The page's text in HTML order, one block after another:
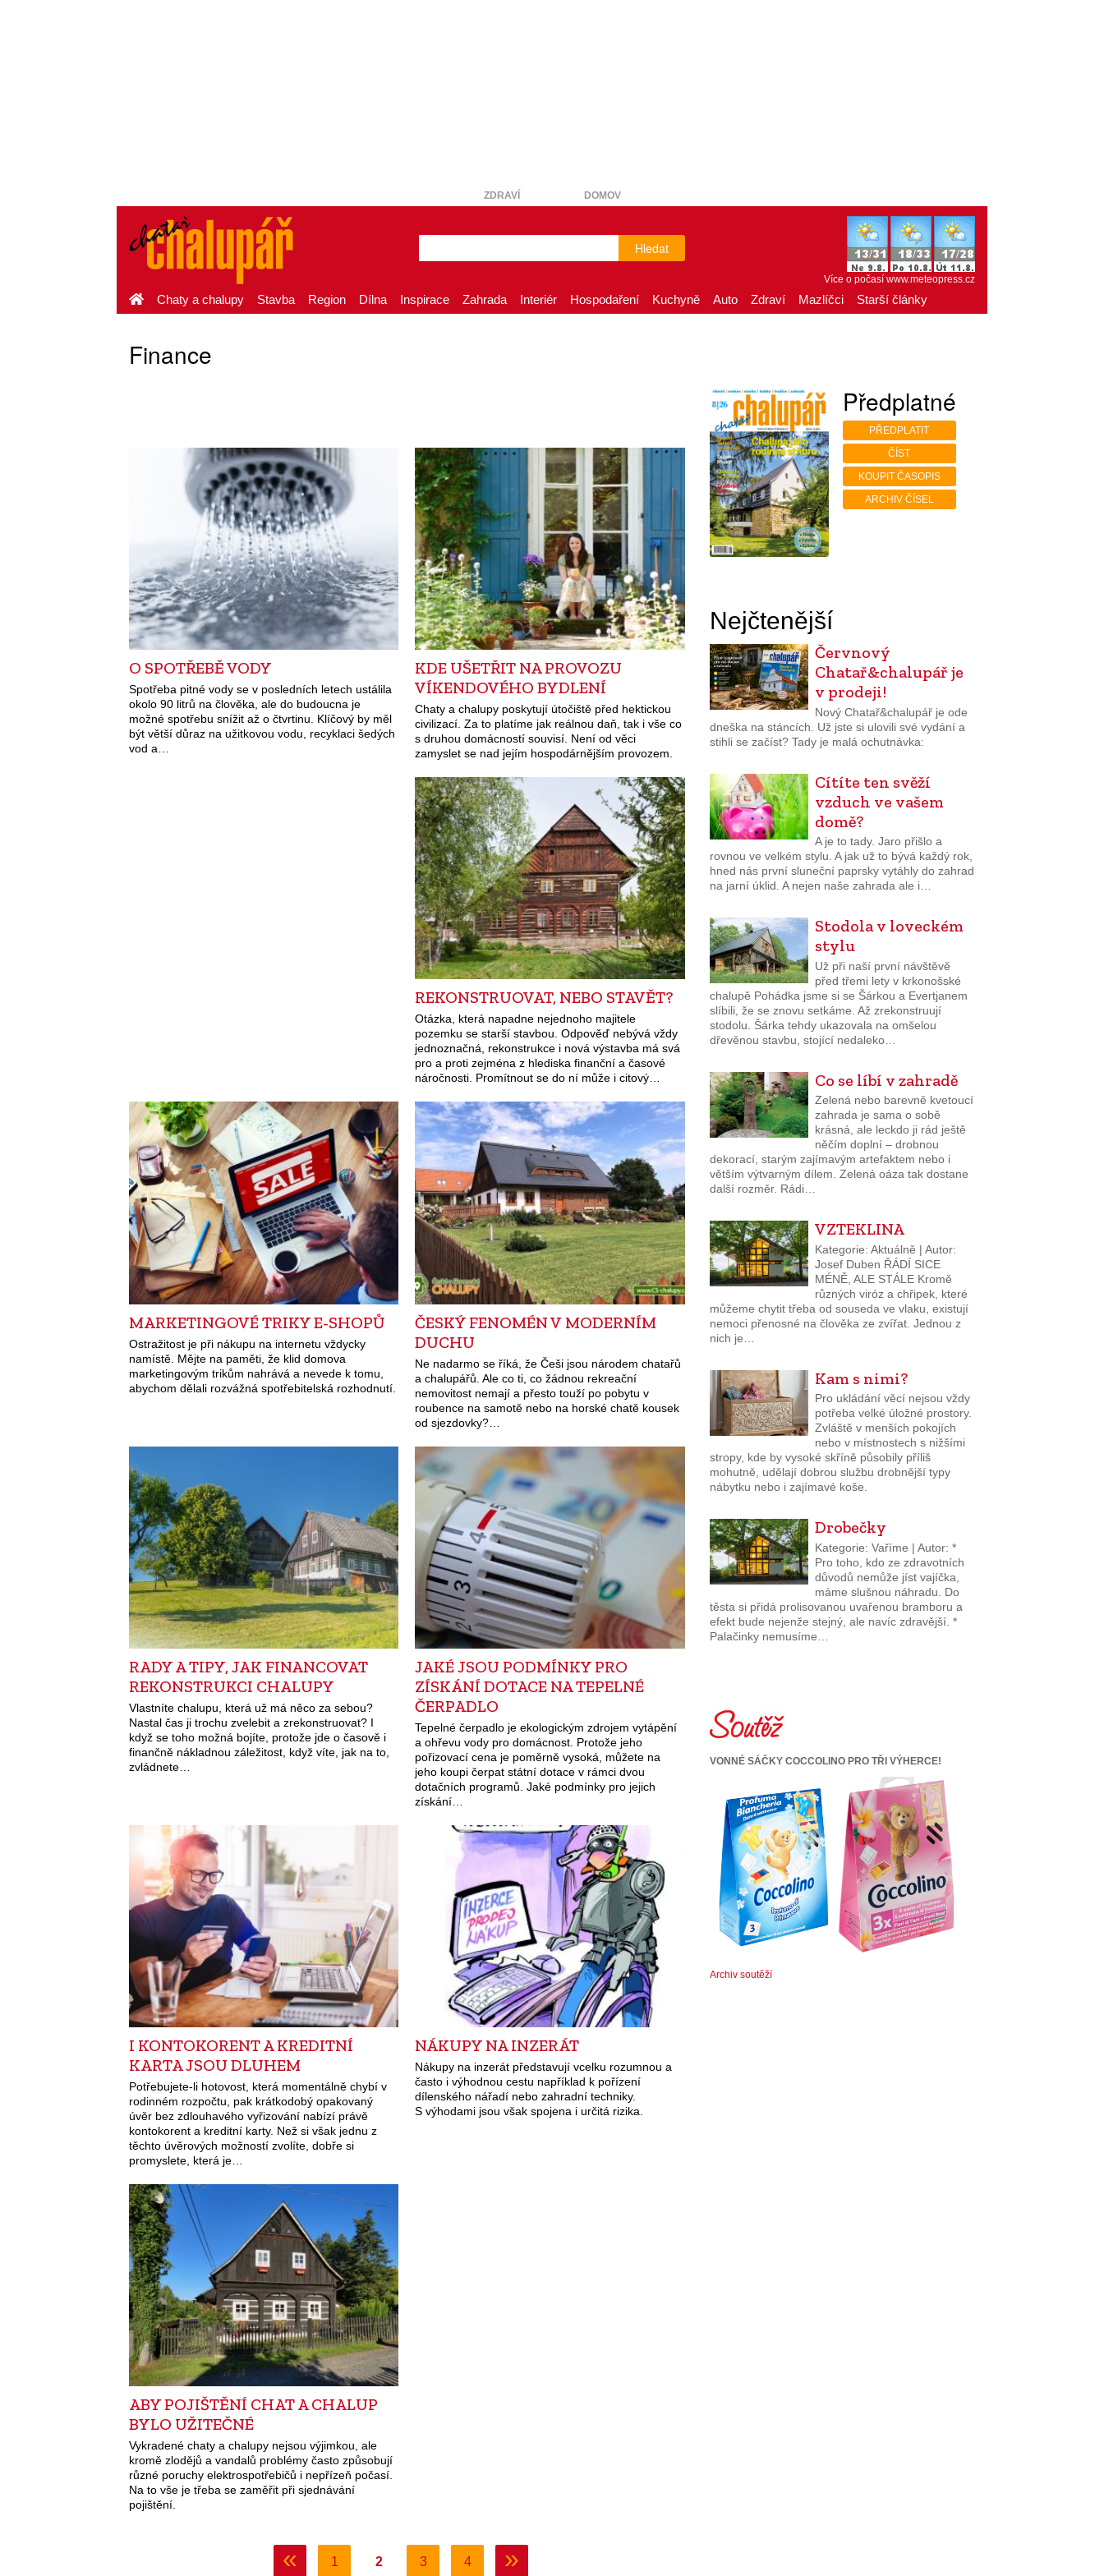
ZDRAVÍ DOMOV
Hledat
Více o počasí www.meteopress.cz
Chaty a chalupy Stavba Region Dílna Inspirace Zahrada Interiér Hospodaření Kuchyně Auto Zdraví Mazlíčci Starší články
Finance
O SPOTŘEBĚ VODY
Spotřeba pitné vody se v posledních letech ustálila
okolo 90 litrů na člověka, ale do budoucna je
možné spotřebu snížit až o čtvrtinu. Klíčový by měl
být větší důraz na užitkovou vodu, recyklaci šedých
vod a…
KDE UŠETŘIT NA PROVOZU
VÍKENDOVÉHO BYDLENÍ
Chaty a chalupy poskytují útočiště před hektickou
civilizací. Za to platíme jak reálnou daň, tak i vše co
s druhou domácností souvisí. Není od věci
zamyslet se nad jejím hospodárnějším provozem.
REKONSTRUOVAT, NEBO STAVĚT?
Otázka, která napadne nejednoho majitele
pozemku se starší stavbou. Odpověď nebývá vždy
jednoznačná, rekonstrukce i nová výstavba má svá
pro a proti zejména z hlediska finanční a časové
náročnosti. Promítnout se do ní může i citový…
MARKETINGOVÉ TRIKY E-SHOPŮ
Ostražitost je při nákupu na internetu vždycky
namístě. Mějte na paměti, že klid domova
marketingovým trikům nahrává a nevede k tomu,
abychom dělali rozvážná spotřebitelská rozhodnutí.
ČESKÝ FENOMÉN V MODERNÍM
DUCHU
Ne nadarmo se říká, že Češi jsou národem chatařů
a chalupářů. Ale co ti, co žádnou rekreační
nemovitost nemají a přesto touží po pobytu v
roubence na samotě nebo na horské chatě kousek
od sjezdovky?…
RADY A TIPY, JAK FINANCOVAT
REKONSTRUKCI CHALUPY
Vlastníte chalupu, která už má něco za sebou?
Nastal čas ji trochu zvelebit a zrekonstruovat? I
když se toho možná bojíte, protože jde o časově i
finančně nákladnou záležitost, když víte, jak na to,
zvládnete…
JAKÉ JSOU PODMÍNKY PRO
ZÍSKÁNÍ DOTACE NA TEPELNÉ
ČERPADLO
Tepelné čerpadlo je ekologickým zdrojem vytápění
a ohřevu vody pro domácnost. Protože jeho
pořizovací cena je poměrně vysoká, můžete na
jeho koupi čerpat státní dotace v rámci dvou
dotačních programů. Jaké podmínky pro jejich
získání…
I KONTOKORENT A KREDITNÍ
KARTA JSOU DLUHEM
Potřebujete-li hotovost, která momentálně chybí v
rodinném rozpočtu, pak krátkodobý opakovaný
úvěr bez zdlouhavého vyřizování nabízí právě
kontokorent a kreditní karty. Než si však jednu z
těchto úvěrových možností zvolíte, dobře si
promyslete, která je…
NÁKUPY NA INZERÁT
Nákupy na inzerát představují vcelku rozumnou a
často i výhodnou cestu například k pořízení
dílenského nářadí nebo zahradní techniky.
S výhodami jsou však spojena i určitá rizika.
ABY POJIŠTĚNÍ CHAT A CHALUP
BYLO UŽITEČNÉ
Vykradené chaty a chalupy nejsou výjimkou, ale
kromě zlodějů a vandalů problémy často způsobují
různé poruchy elektrospotřebičů i nepřízeň počasí.
Na to vše je třeba se zaměřit při sjednávání
pojištění.
« 1 2 3 4 »
Předplatné
PŘEDPLATIT
ČÍST
KOUPIT ČASOPIS
ARCHIV ČÍSEL
Nejčtenější
Červnový
Chatař&chalupář je
v prodeji!
Nový Chatař&chalupář je ode
dneška na stáncích. Už jste si ulovili své vydání a
stihli se začíst? Tady je malá ochutnávka:
Cítíte ten svěží
vzduch ve vašem
domě?
A je to tady. Jaro přišlo a
rovnou ve velkém stylu. A jak už to bývá každý rok,
hned nás první sluneční paprsky vytáhly do zahrad
na jarní úklid. A nejen naše zahrada ale i…
Stodola v loveckém
stylu
Už při naší první návštěvě
před třemi lety v krkonošské
chalupě Pohádka jsme si se Šárkou a Evertjanem
slíbili, že se znovu setkáme. Až zrekonstruují
stodolu. Šárka tehdy ukazovala na omšelou
dřevěnou stavbu, stojící nedaleko…
Co se líbí v zahradě
Zelená nebo barevně kvetoucí
zahrada je sama o sobě
krásná, ale leckdo ji rád ještě
něčím doplní – drobnou
dekorací, starým zajímavým artefaktem nebo i
větším výtvarným dílem. Zelená oáza tak dostane
další rozměr. Rádi…
VZTEKLINA
Kategorie: Aktuálně | Autor:
Josef Duben ŘÁDÍ SICE
MÉNĚ, ALE STÁLE Kromě
různých viróz a chřipek, které
můžeme chytit třeba od souseda ve vlaku, existují
nemoci přenosné na člověka ze zvířat. Jednou z
nich je…
Kam s nimi?
Pro ukládání věcí nejsou vždy
potřeba velké úložné prostory.
Zvláště v menších pokojích
nebo v místnostech s nižšími
stropy, kde by vysoké skříně působily příliš
mohutně, udělají dobrou službu drobnější typy
nábytku nebo i zajímavé koše.
Drobečky
Kategorie: Vaříme | Autor: *
Pro toho, kdo ze zdravotních
důvodů nemůže jíst vajíčka,
máme slušnou náhradu. Do
těsta si přidá prolisovanou uvařenou bramboru a
efekt bude nejenže stejný, ale navíc zdravější. *
Palačinky nemusíme…
VONNÉ SÁČKY COCCOLINO PRO TŘI VÝHERCE!
Archiv soutěží